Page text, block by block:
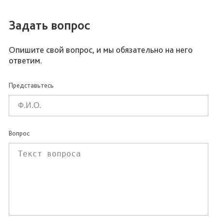
Задать вопрос
Опишите свой вопрос, и мы обязательно на него
ответим.
Представьтесь
Вопрос